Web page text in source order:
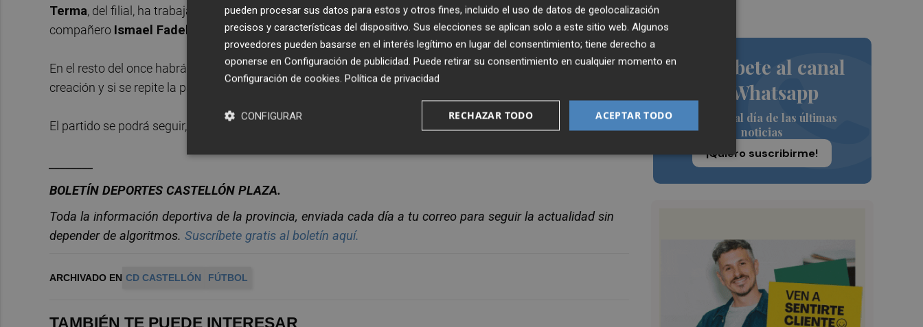
Suscríbete al canal
de Whatsapp
Siempre al día de las últimas
noticias
¡Quiero suscribirme!
Terma, del filial, ha trabajado esta semana a las órdenes del primer equipo y opta a jugar, igual que su
compañero Ismael Fadel . Incluso podría plantearse un cambio de sistema que incluya un solo pivote.
En el resto del once habrá que ver si vuelven a coincidirAlex CalatravaeIsrael Sueroen la línea de
creación y si se repite la pareja de centrales
, con
El partido se podrá seguir, como siempre, en
BOLETÍN DEPORTES CASTELLÓN PLAZA.
Toda la información deportiva de la provincia, enviada cada día a tu correo para seguir la actualidad sin
depender de algoritmos. Suscríbete gratis al boletín aquí.
ARCHIVADO EN CD CASTELLÓN FÚTBOL
TAMBIÉN TE PUEDE INTERESAR
pueden procesar sus datos para estos y otros fines, incluido el uso de datos de geolocalización
precisos y características del dispositivo. Sus elecciones se aplican solo a este sitio web. Algunos
proveedores pueden basarse en el interés legítimo en lugar del consentimiento; tiene derecho a
oponerse en Configuración de publicidad. Puede retirar su consentimiento en cualquier momento en
Configuración de cookies. Política de privacidad
ACEPTAR TODO
RECHAZAR TODO
CONFIGURAR